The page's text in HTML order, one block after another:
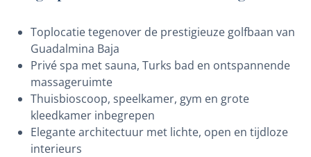
Toplocatie tegenover de prestigieuze golfbaan van
Guadalmina Baja
Privé spa met sauna, Turks bad en ontspannende
massageruimte
Thuisbioscoop, speelkamer, gym en grote
kleedkamer inbegrepen
Elegante architectuur met lichte, open en tijdloze
interieurs